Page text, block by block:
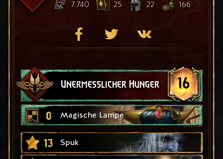
7.740 25 22 166
Unermesslicher Hunger 16
0 Magische Lampe
13 Spuk